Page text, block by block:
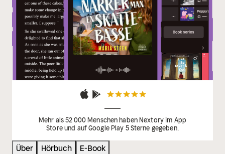
Mehr als 52 000 Menschen haben Nextory im App
Store und auf Google Play 5 Sterne gegeben.
Über Hörbuch
E-Book